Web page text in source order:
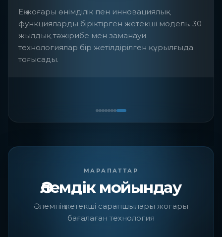
Ең жоғары өнімділік пен инновациялық
функцияларды біріктірген жетекші модель. 30
жылдық тәжірибе мен заманауи
технологиялар бір жетілдірілген құрылғыда
тоғысады.
МАРАПАТТАР
Әлемдік мойындау
Әлемнің жетекші сарапшылары жоғары
бағалаған технология